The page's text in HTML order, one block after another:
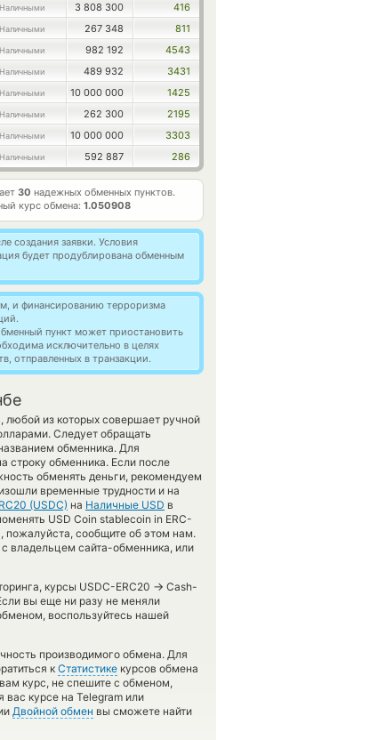
3 808 300
416
267 348
811
982 192
4543
489 932
3431
10 000 000
1425
262 300
2195
10 000 000
3303
592 887 286
30 надежных обменных пунктов.
курс обмена: 1.050908
создания заявки. Условия
будет продублирована обменным
и финансированию терроризма
пункт может приостановить
исключительно в целях
отправленных в транзакции.
из которых совершает ручной
Следует обращать
обменника. Для
строку обменника. Если после
обменять деньги, рекомендуем
временные трудности и на
(USDC) на Наличные USD в
USD Coin stablecoin in ERC-
пожалуйста, сообщите об этом нам.
владельцем сайта-обменника, или
курсы USDC-ERC20 → Cash-
вы еще ни разу не меняли
воспользуйтесь нашей
производимого обмена. Для
к Статистике курсов обмена
курс, не спешите с обменом,
курсе на Telegram или
Двойной обмен вы сможете найти